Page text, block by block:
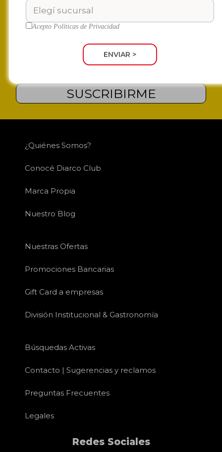
¡ENTERATE DE NUESTRAS
OFERTAS!
SUSCRIBIRME
¿Quiénes Somos?
Conocé Diarco Club
Marca Propia
Nuestro Blog
Nuestras Ofertas
Promociones Bancarias
Gift Card a empresas
División Institucional & Gastronomía
Búsquedas Activas
Contacto | Sugerencias y reclamos
Preguntas Frecuentes
Legales
Redes Sociales
Acepto Políticas de Privacidad
ENVIAR >